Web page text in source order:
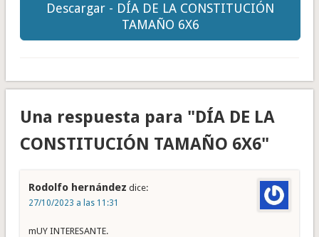
Descargar - DÍA DE LA CONSTITUCIÓN
TAMAÑO 6X6
Una respuesta para "DÍA DE LA
CONSTITUCIÓN TAMAÑO 6X6"
Rodolfo hernández dice:
27/10/2023 a las 11:31
mUY INTERESANTE.